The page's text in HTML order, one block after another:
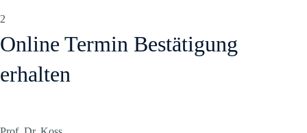
2
Online Termin Bestätigung
erhalten